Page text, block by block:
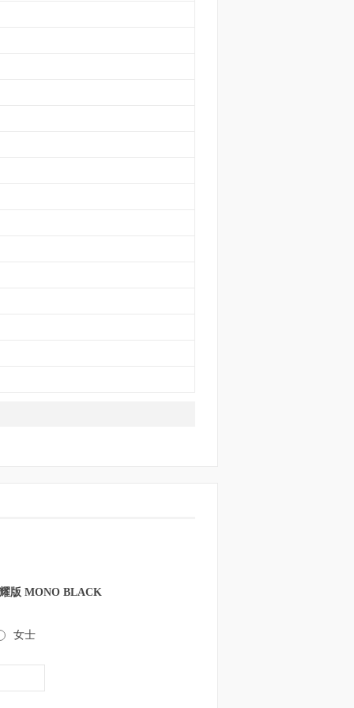
版 MONO BLACK
女士